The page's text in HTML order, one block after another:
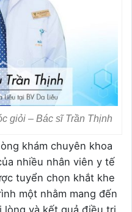
giỏi – Bác sĩ Trần Thịnh
khám chuyên khoa
nhiều nhân viên y tế
tuyển chọn khắt khe
một nhằm mang đến
lòng và kết quả điều trị